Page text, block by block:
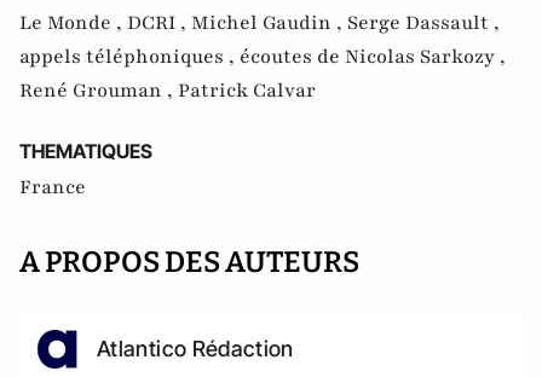
Le Monde , DCRI , Michel Gaudin , Serge Dassault ,
appels téléphoniques , écoutes de Nicolas Sarkozy ,
René Grouman , Patrick Calvar
THEMATIQUES
France
A PROPOS DES AUTEURS
Atlantico Rédaction